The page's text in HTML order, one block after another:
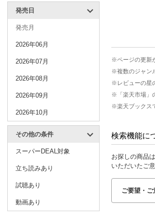
発売日
発売月
2026年06月
2026年07月
2026年08月
2026年09月
2026年10月
その他の条件
スーパーDEAL対象
立ち読みあり
試聴あり
動画あり
※ページの更新
※複数のジャン
※レビューの星
※「楽天市場」
※楽天ブックス
検索機能に
お探しの商品
いただいたご
ご要望・ご